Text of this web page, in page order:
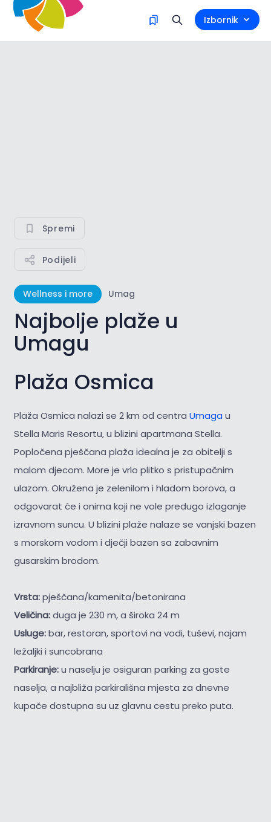
Izbornik
Spremi
Podijeli
Wellness i more Umag
Najbolje plaže u
Umagu
Plaža Osmica
Plaža Osmica nalazi se 2 km od centra Umaga u
Stella Maris Resortu, u blizini apartmana Stella.
Popločena pješčana plaža idealna je za obitelji s
malom djecom. More je vrlo plitko s pristupačnim
ulazom. Okružena je zelenilom i hladom borova, a
odgovarat će i onima koji ne vole predugo izlaganje
izravnom suncu. U blizini plaže nalaze se vanjski bazen
s morskom vodom i dječji bazen sa zabavnim
gusarskim brodom.
Vrsta:pješčana/kamenita/betonirana
Veličina:duga je 230 m, a široka 24 m
Usluge:bar, restoran, sportovi na vodi, tuševi, najam
ležaljki i suncobrana
Parkiranje:u naselju je osiguran parking za goste
naselja, a najbliža parkirališna mjesta za dnevne
kupače dostupna su uz glavnu cestu preko puta.